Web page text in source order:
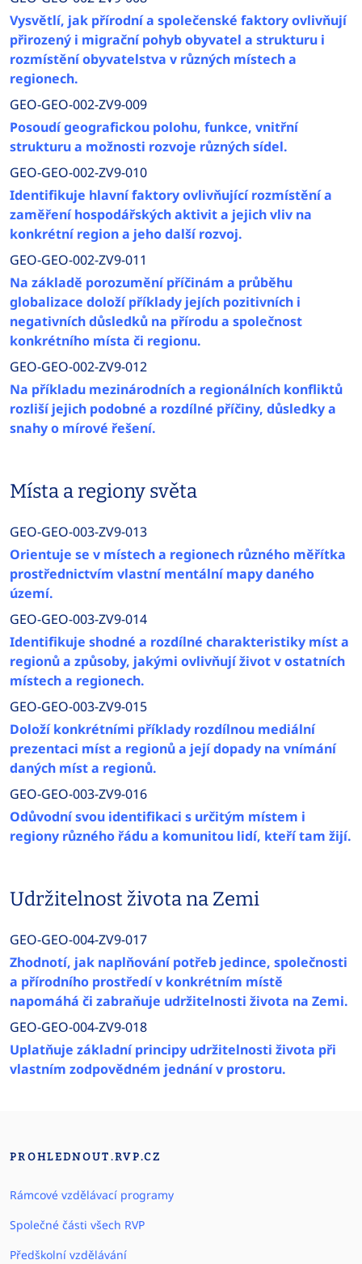
Vysvětlí, jak přírodní a společenské faktory ovlivňují
přirozený i migrační pohyb obyvatel a strukturu i
rozmístění obyvatelstva v různých místech a
regionech.
GEO-GEO-002-ZV9-009
Posoudí geografickou polohu, funkce, vnitřní
strukturu a možnosti rozvoje různých sídel.
GEO-GEO-002-ZV9-010
Identifikuje hlavní faktory ovlivňující rozmístění a
zaměření hospodářských aktivit a jejich vliv na
konkrétní region a jeho další rozvoj.
GEO-GEO-002-ZV9-011
Na základě porozumění příčinám a průběhu
globalizace doloží příklady jejích pozitivních i
negativních důsledků na přírodu a společnost
konkrétního místa či regionu.
GEO-GEO-002-ZV9-012
Na příkladu mezinárodních a regionálních konfliktů
rozliší jejich podobné a rozdílné příčiny, důsledky a
snahy o mírové řešení.
Místa a regiony světa
GEO-GEO-003-ZV9-013
Orientuje se v místech a regionech různého měřítka
prostřednictvím vlastní mentální mapy daného
území.
GEO-GEO-003-ZV9-014
Identifikuje shodné a rozdílné charakteristiky míst a
regionů a způsoby, jakými ovlivňují život v ostatních
místech a regionech.
GEO-GEO-003-ZV9-015
Doloží konkrétními příklady rozdílnou mediální
prezentaci míst a regionů a její dopady na vnímání
daných míst a regionů.
GEO-GEO-003-ZV9-016
Odůvodní svou identifikaci s určitým místem i
regiony různého řádu a komunitou lidí, kteří tam žijí.
Udržitelnost života na Zemi
GEO-GEO-004-ZV9-017
Zhodnotí, jak naplňování potřeb jedince, společnosti
a přírodního prostředí v konkrétním místě
napomáhá či zabraňuje udržitelnosti života na Zemi.
GEO-GEO-004-ZV9-018
Uplatňuje základní principy udržitelnosti života při
vlastním zodpovědném jednání v prostoru.
PROHLEDNOUT.RVP.CZ
Rámcové vzdělávací programy
Společné části všech RVP
Předškolní vzdělávání